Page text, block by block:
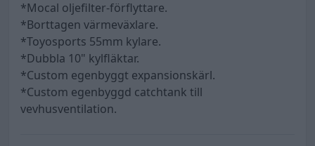
*Mocal oljefilter-förflyttare.
*Borttagen värmeväxlare.
*Toyosports 55mm kylare.
*Dubbla 10" kylfläktar.
*Custom egenbyggt expansionskärl.
*Custom egenbyggd catchtank till
vevhusventilation.